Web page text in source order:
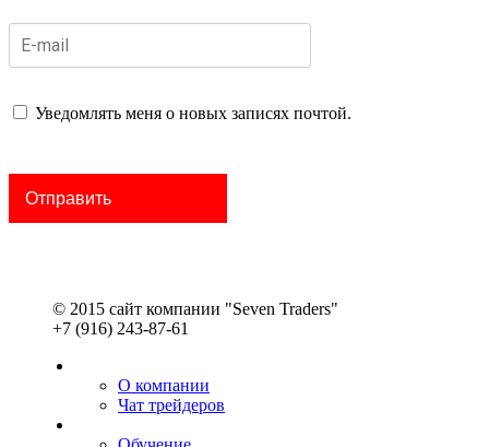
Уведомлять меня о новых записях почтой.
© 2015 сайт компании "Seven Traders"
+7 (916) 243-87-61
О компании
Чат трейдеров